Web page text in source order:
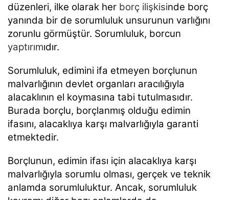
düzenleri, ilke olarak her borç ilişkisinde borç
yanında bir de sorumluluk unsurunun varlığını
zorunlu görmüştür. Sorumluluk, borcun
yaptırımıdır.
Sorumluluk, edimini ifa etmeyen borçlunun
malvarlığının devlet organları aracılığıyla
alacaklının el koymasına tabi tutulmasıdır.
Burada borçlu, borçlanmış olduğu edimin
ifasını, alacaklıya karşı malvarlığıyla garanti
etmektedir.
Borçlunun, edimin ifası için alacaklıya karşı
malvarlığıyla sorumlu olması, gerçek ve teknik
anlamda sorumluluktur. Ancak, sorumluluk